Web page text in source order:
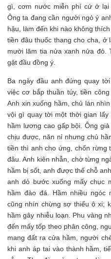
gì, cơm nước miễn phí cứ ở
Ông ta đang cần người ngỏ ý
hậu, làm đến khi nào không
tiền đâu thuốc thang cho cha, ở
mười lăm tia nửa xanh nửa đỏ.
gật đầu đồng ý.
Ba ngày đầu anh đứng quay
việc cơ bắp thuần túy, tiền
Anh xin xuống hầm, chủ lán
vội gì quay tời một thời gian
hầm lương cao gấp bội. Ông
chịu được, năn nỉ nhưng chủ
tiền thì anh cho ứng, chốn rừng
đâu. Anh kiên nhẫn, chờ từng
hầm bị sốt, anh được thế chỗ
anh dò bước xuống mấy chục
hầm đào đá. Hầm nhiều
cũng nhín chừng sợ thiếu ô xi;
hầm gây nhiễu loạn. Phu vàng
đến mấy tốp theo phân công,
mang đất ra cửa hầm, người
khi anh áp tai vào thành hầm,